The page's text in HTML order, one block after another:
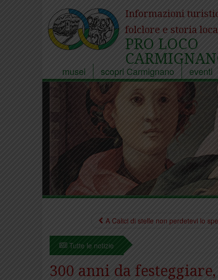
Informazioni
folclore e storia
PRO LOCO
musei scopri Carmignano eventi
A Calici di stelle non perdetevi lo
Tutte le notizie
300 anni da